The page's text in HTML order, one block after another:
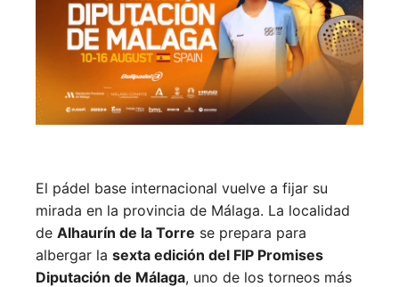
El pádel base internacional vuelve a fijar su
mirada en la provincia de Málaga. La localidad
de Alhaurín de la Torre se prepara para
albergar la sexta edición del FIP Promises
Diputación de Málaga, uno de los torneos más